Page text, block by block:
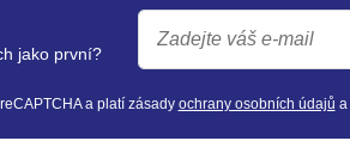
jako první?
a platí zásady ochrany osobních údajů a